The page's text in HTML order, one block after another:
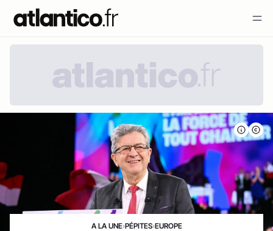
A LA UNE›PÉPITES›EUROPE